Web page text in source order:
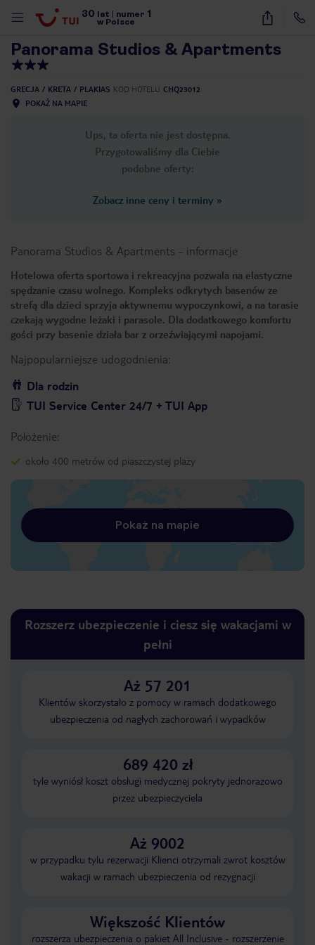
30 lat numer 1
w Polsce
42
Panorama Studios & Apartments
GRECJA KRETA PLAKIAS KOD HOTELU CHQ23012
POKAŻ NA MAPIE
Ups, ta oferta nie jest dostępna.
Przygotowaliśmy dla Ciebie
podobne oferty:
Zobacz inne ceny i terminy »
Panorama Studios & Apartments - informacje
Hotelowa oferta sportowa i rekreacyjna pozwala na elastyczne
spędzanie czasu wolnego. Kompleks odkrytych basenów ze
strefą dla dzieci sprzyja aktywnemu wypoczynkowi, a na tarasie
czekają wygodne leżaki i parasole. Dla dodatkowego komfortu
gości przy basenie działa bar z orzeźwiającymi napojami.
Najpopularniejsze udogodnienia:
Dla rodzin
TUI Service Center 24/7 + TUI App
Położenie:
około 400 metrów od piaszczystej plaży
Pokaż na mapie
Rozszerz ubezpieczenie i ciesz się wakacjami w
pełni
Aż 57 201
Klientów skorzystało z pomocy w ramach dodatkowego
ubezpieczenia od nagłych zachorowań i wypadków
689 420 zł
tyle wyniósł koszt obsługi medycznej pokryty jednorazowo
przez ubezpieczyciela
Aż 9002
w przypadku tylu rezerwacji Klienci otrzymali zwrot kosztów
wakacji w ramach ubezpieczenia od rezygnacji
Większość Klientów
rozszerza ubezpieczenia o pakiet All Inclusive - rozszerzenie